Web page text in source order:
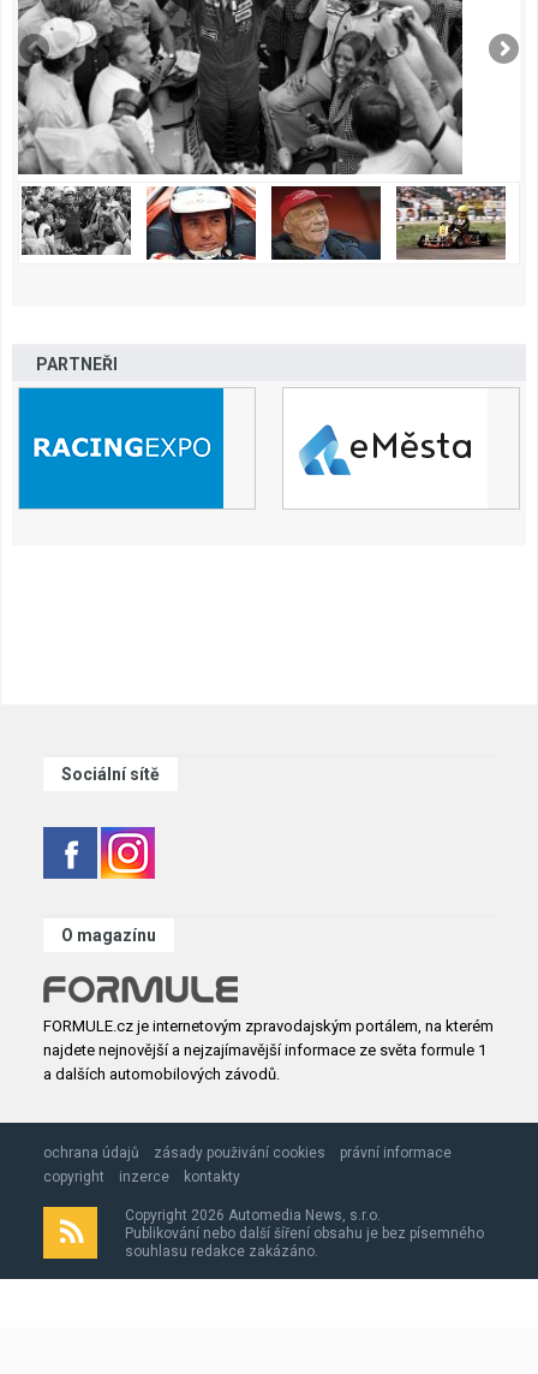
PARTNEŘI
Sociální sítě
O magazínu
FORMULE.cz je internetovým zpravodajským portálem, na kterém
najdete nejnovější a nejzajímavější informace ze světa formule 1
a dalších automobilových závodů.
ochrana údajů zásady použivání cookies
právní informace
copyright
inzerce kontakty
Copyright 2026 Automedia News, s.r.o.
Publikování nebo další šíření obsahu je bez písemného
souhlasu redakce zakázáno.